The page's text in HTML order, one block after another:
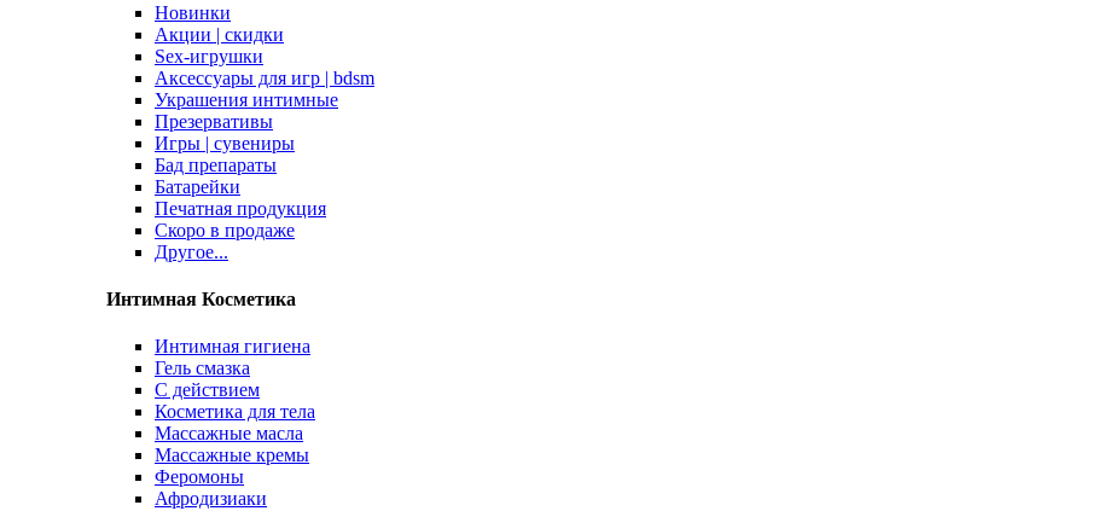
Новинки
Акции | скидки
Sex-игрушки
Аксессуары для игр | bdsm
Украшения интимные
Презервативы
Игры | сувениры
Бад препараты
Батарейки
Печатная продукция
Скоро в продаже
Другое...
Интимная Косметика
Интимная гигиена
Гель смазка
С действием
Косметика для тела
Массажные масла
Массажные кремы
Феромоны
Афродизиаки